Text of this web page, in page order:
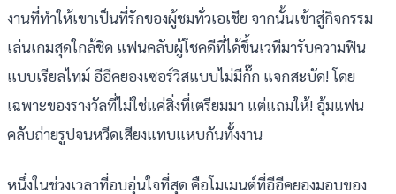
งานที่ทำให้เขาเป็นที่รักของผู้ชมทั่วเอเชีย จากนั้นเข้าสู่กิจกรรม
เล่นเกมสุดใกล้ชิด แฟนคลับผู้โชคดีที่ได้ขึ้นเวทีมารับความฟิน
แบบเรียลไทม์ อีอีคยองเซอร์วิสแบบไม่มีกั๊ก แจกสะบัด! โดย
เฉพาะของรางวัลที่ไม่ใช่แค่สิ่งที่เตรียมมา แต่แถมให้! อุ้มแฟน
คลับถ่ายรูปจนหวีดเสียงแทบแหบกันทั้งงาน
หนึ่งในช่วงเวลาที่อบอุ่นใจที่สุด คือโมเมนต์ที่อีอีคยองมอบของ